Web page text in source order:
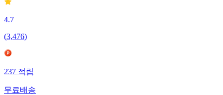
4.7
(3,476)
237 적립
무료배송